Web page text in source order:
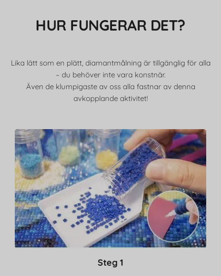
HUR FUNGERAR DET?
Lika lätt som en plätt, diamantmålning är tillgänglig för alla
– du behöver inte vara konstnär.
Även de klumpigaste av oss alla fastnar av denna
avkopplande aktivitet!
Steg 1